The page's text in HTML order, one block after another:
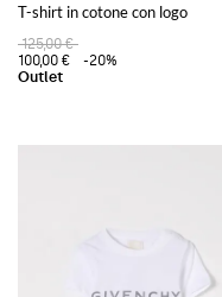
T-shirt in cotone con logo
125,00 €
100,00 €
-20%